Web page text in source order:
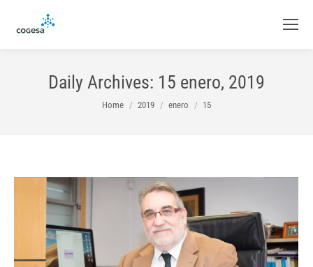
Daily Archives: 15 enero, 2019
You are here:
Home 2019 enero 15